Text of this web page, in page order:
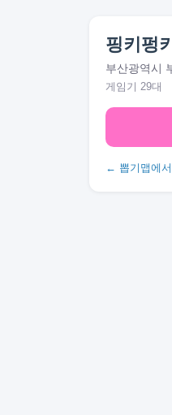
핑키펑
부산광역시
게임기 29대
← 뽑기맵에